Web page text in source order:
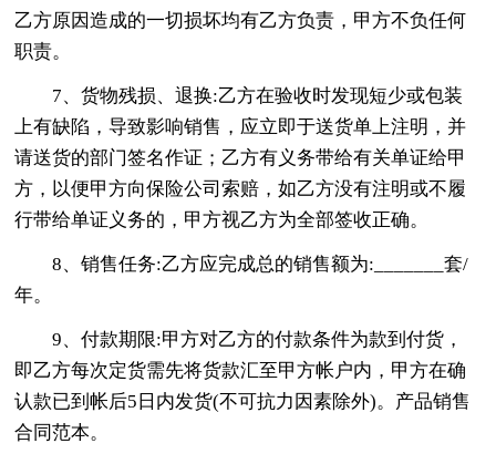
乙方原因造成的一切损坏均有乙方负责，甲方不负任何
职责。
7、货物残损、退换:乙方在验收时发现短少或包装
上有缺陷，导致影响销售，应立即于送货单上注明，并
请送货的部门签名作证；乙方有义务带给有关单证给甲
方，以便甲方向保险公司索赔，如乙方没有注明或不履
行带给单证义务的，甲方视乙方为全部签收正确。
8、销售任务:乙方应完成总的销售额为:_______套/
年。
9、付款期限:甲方对乙方的付款条件为款到付货，
即乙方每次定货需先将货款汇至甲方帐户内，甲方在确
认款已到帐后5日内发货(不可抗力因素除外)。产品销售
合同范本。